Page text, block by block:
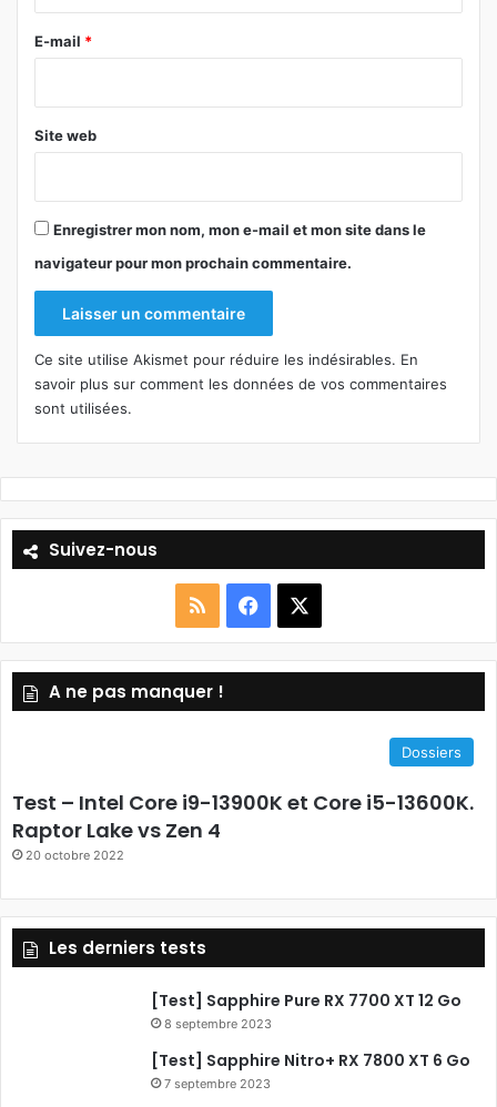
e
E-mail *
Site web
Enregistrer mon nom, mon e-mail et mon site dans le
navigateur pour mon prochain commentaire.
Ce site utilise Akismet pour réduire les indésirables. En
savoir plus sur comment les données de vos commentaires
sont utilisées.
Suivez-nous
S
S
a
k
A ne pas manquer !
Dossiers
Test – Intel Core i9-13900K et Core i5-13600K.
Raptor Lake vs Zen 4
20 octobre 2022
Les derniers tests
[Test] Sapphire Pure RX 7700 XT 12 Go
8 septembre 2023
[Test] Sapphire Nitro+ RX 7800 XT 6 Go
7 septembre 2023